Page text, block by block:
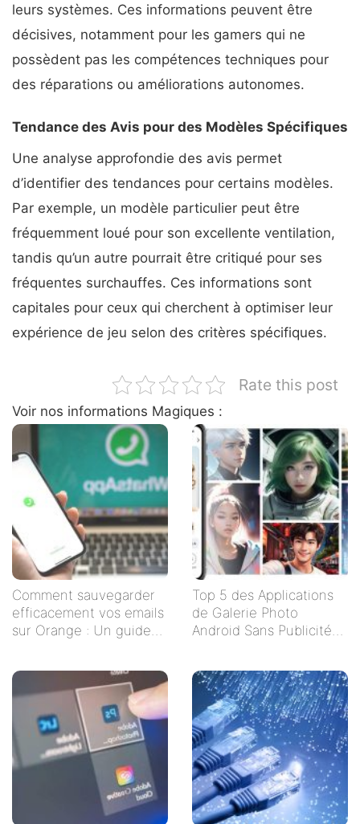
leurs systèmes. Ces informations peuvent être
décisives, notamment pour les gamers qui ne
possèdent pas les compétences techniques pour
des réparations ou améliorations autonomes.
Tendance des Avis pour des Modèles Spécifiques
Une analyse approfondie des avis permet
d’identifier des tendances pour certains modèles.
Par exemple, un modèle particulier peut être
fréquemment loué pour son excellente ventilation,
tandis qu’un autre pourrait être critiqué pour ses
fréquentes surchauffes. Ces informations sont
capitales pour ceux qui cherchent à optimiser leur
expérience de jeu selon des critères spécifiques.
Rate this post
Voir nos informations Magiques :
Comment sauvegarder
efficacement vos emails
sur Orange : Un guide
Top 5 des Applications
de Galerie Photo
Android Sans Publicités